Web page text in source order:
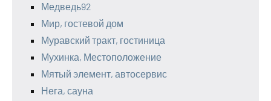
Медведь92
Мир, гостевой дом
Муравский тракт, гостиница
Мухинка, Местоположение
Мятый элемент, автосервис
Нега, сауна